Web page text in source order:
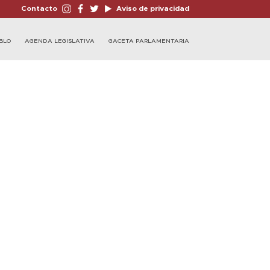
Contacto Aviso de privacidad
AGENDA LEGISLATIVA GACETA PARLAMENTARIA